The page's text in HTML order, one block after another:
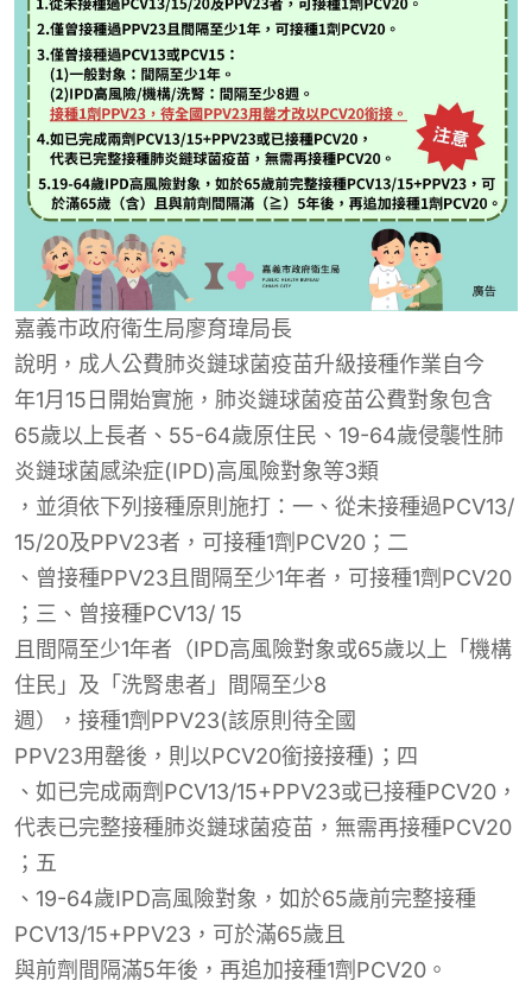
嘉義市政府衛生局廖育瑋局長
說明 ， 成人公費肺炎鏈球菌疫苗升級接種作業自今
年1月15日開始實施， 肺炎鏈球菌疫苗公費對象包含
65歲以上長者、55-64歲原住民、19-64歲侵襲性肺
炎鏈球菌感染症(IPD)高風險對象等3類
， 並須依下列 接種原則施打 ：一、從未接種過PCV13/
15/20及PPV23者，可接種1劑PCV20 ；二
、曾接種PPV23且間隔至少1年者，可接種1劑PCV20
；三 、曾接種PCV13/ 15
且間隔至少1年者（IPD高風險對象或65歲以上「機構
住民」及「洗腎患者」間隔至少8
週） ，接種1劑PPV23(該原則待全國
PPV23用罄後，則以PCV20銜接接種)； 四
、如已完成兩劑PCV13/15+PPV23或已接種PCV20，
代表已完整接種肺炎鏈球菌疫苗，無需再接種PCV20
；五
、19-64歲IPD高風險對象，如於65歲前完整接種
PCV13/15+PPV23，可於滿65歲且
與前劑間隔滿5年後，再追加接種1劑PCV20。